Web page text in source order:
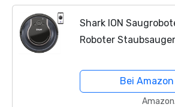
Shark ION
Roboter
und Kanten,
Tierhaushalt,
Bei